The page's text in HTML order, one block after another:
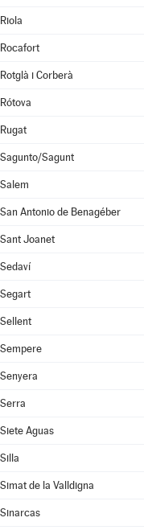
Riola
Rocafort
Rotglà i Corberà
Rótova
Rugat
Sagunto/Sagunt
Salem
San Antonio de Benagéber
Sant Joanet
Sedaví
Segart
Sellent
Sempere
Senyera
Serra
Siete Aguas
Silla
Simat de la Valldigna
Sinarcas